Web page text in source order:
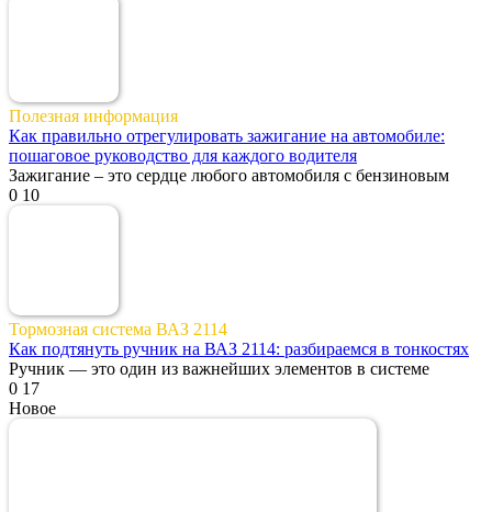
Полезная информация
Как правильно отрегулировать зажигание на автомобиле:
пошаговое руководство для каждого водителя
Зажигание – это сердце любого автомобиля с бензиновым
0 10
Тормозная система ВАЗ 2114
Как подтянуть ручник на ВАЗ 2114: разбираемся в тонкостях
Ручник — это один из важнейших элементов в системе
0 17
Новое